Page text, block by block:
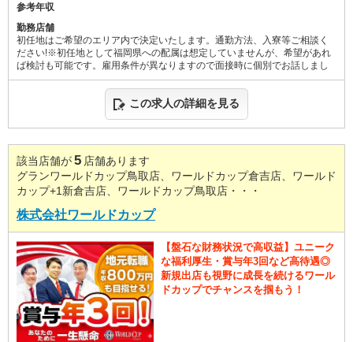
参考年収
勤務店舗
初任地はご希望のエリア内で決定いたします。通勤方法、入寮等ご相談く
ださい!※初任地として福岡県への配属は想定していませんが、希望があれ
ば検討も可能です。雇用条件が異なりますので面接時に個別でお話しまし
この求人の詳細を見る
該当店舗が5 店舗あります
グランワールドカップ鳥取店、ワールドカップ倉吉店、ワールド
カップ+1新倉吉店、ワールドカップ鳥取店・・・
株式会社ワールドカップ
【盤石な財務状況で高収益】ユニーク
な福利厚生・賞与年3回など高待遇◎
新規出店も視野に成長を続けるワール
ドカップでチャンスを掴もう！